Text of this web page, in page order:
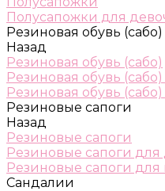
Полусапожки для
Резиновая обувь (сабо)
Назад
Резиновая обувь (сабо)
Резиновая обувь
Резиновая обувь
Резиновые сапоги
Назад
Резиновые сапоги
Резиновые сапоги для
Резиновые сапоги для
Сандалии